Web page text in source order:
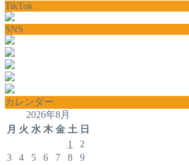
TikTok
SNS
カレンダー
2026年8月
月 火 水 木 金 土 日
1
2
3
4 5 6 7 8
9